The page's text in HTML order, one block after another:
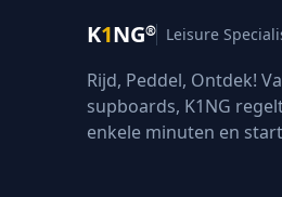
K1NG® Leisure
Rijd, Peddel, Ontdek!
supboards, K1NG
enkele minuten en